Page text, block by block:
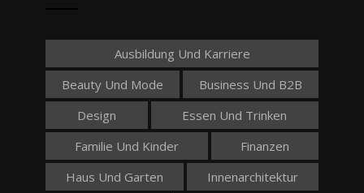
Ausbildung Und Karriere
Beauty Und Mode
Business Und B2B
Design
Essen Und Trinken
Familie Und Kinder
Finanzen
Haus Und Garten
Innenarchitektur